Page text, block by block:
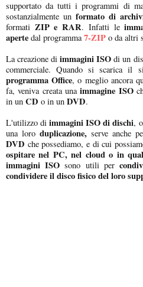
supportato da tutti i programmi di
sostanzialmente un formato di
formati ZIP e RAR. Infatti le
aperte dal programma 7-ZIP o da altri
La creazione diimmagini ISO di un
commerciale. Quando si scarica il
programma Office, o meglio ancora
fa, veniva creata unaimmagine ISO
in un CD o in un DVD.
L'utilizzo diimmagini ISO di dischi,
una loroduplicazione, serve anche
DVD che possediamo, e di cui
ospitare nel PC, nel cloud o in
immagini ISO sono utili per
condividere il disco fisico del loro